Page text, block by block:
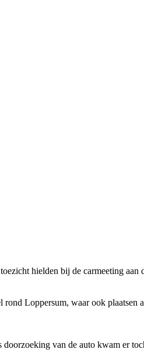
hielden bij de carmeeting aan
Loppersum, waar ook plaatsen
van de auto kwam er